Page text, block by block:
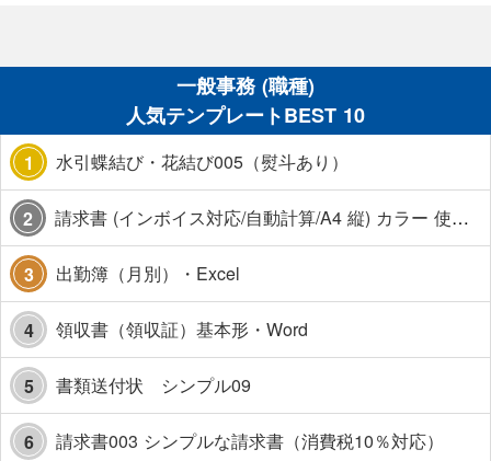
一般事務 (職種)
人気テンプレートBEST 10
1 水引蝶結び・花結び005（熨斗あり）
2 請求書 (インボイス対応/自動計算/A4 縦) カラー 使い方解説あり
3 出勤簿（月別）・Excel
4 領収書（領収証）基本形・Word
5 書類送付状 シンプル09
6 請求書003 シンプルな請求書（消費税10％対応）